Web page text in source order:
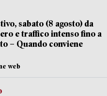
sabato (8 agosto) da
e traffico intenso fino a
– Quando conviene
web